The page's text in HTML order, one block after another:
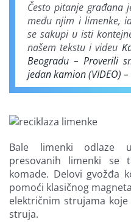
Često pitanje građana
među njim i limenke,
se sakupi u isti
našem tekstu i videu
Beogradu – Proverili
jedan kamion (VIDEO) –
Bale limenki odlaze
presovanih limenki se
komade. Delovi gvožđa
pomoći klasičnog
električnim strujama
struja.